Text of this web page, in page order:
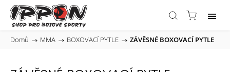
Domů / MMA / BOXOVACÍ PYTLE / ZÁVĚSNÉ BOXOVACÍ PYTLE